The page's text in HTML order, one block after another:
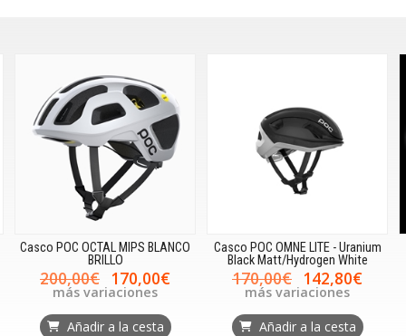
Casco POC OCTAL MIPS BLANCO
BRILLO
200,00€ 170,00€
más variaciones
Añadir a la cesta
Casco POC OMNE LITE - Uranium
Black Matt/Hydrogen White
170,00€ 142,80€
más variaciones
Añadir a la cesta